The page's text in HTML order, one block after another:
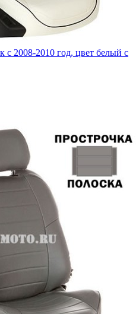
2008-2010 год, цвет белый с